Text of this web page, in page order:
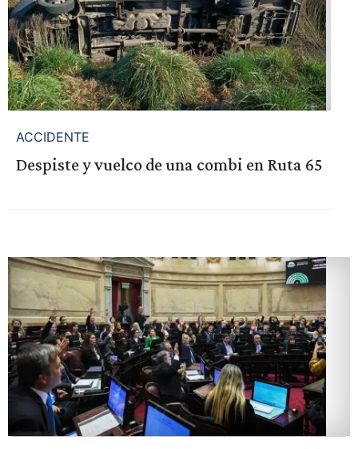
ACCIDENTE
Despiste y vuelco de una combi en Ruta 65